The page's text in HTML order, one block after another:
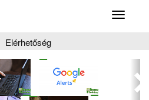
Toggle
Elérhetőség